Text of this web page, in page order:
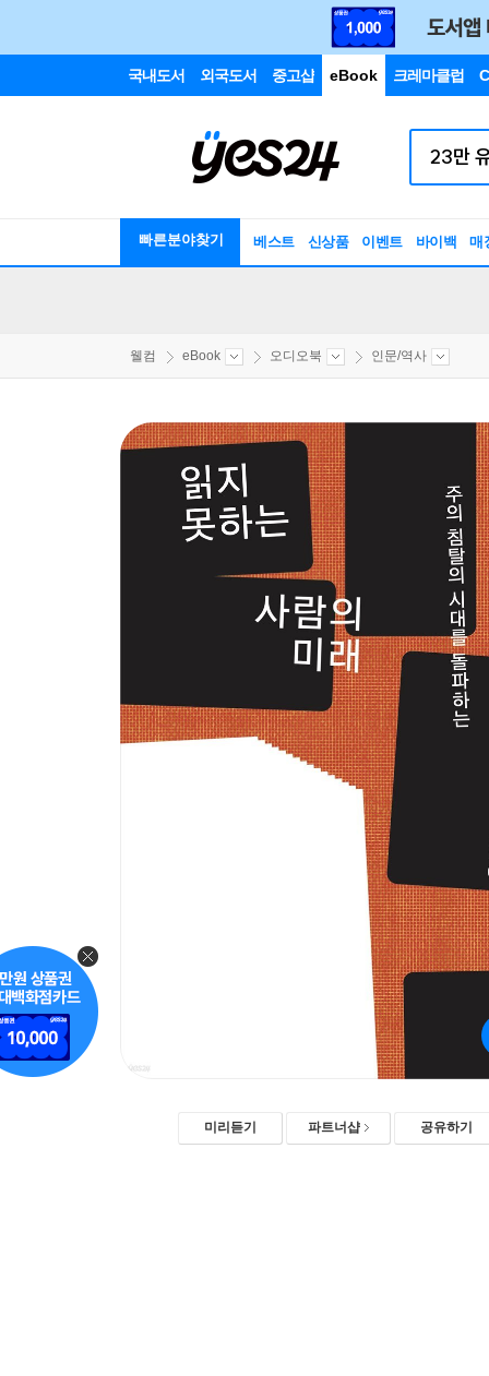
국내도서 외국도서 중고샵 eBook 크레마클럽
빠른분야찾기 베스트 신상품 이벤트 바이백 매
웰컴 eBook 오디오북 인문/역사
미리듣기 파트너샵 공유하기